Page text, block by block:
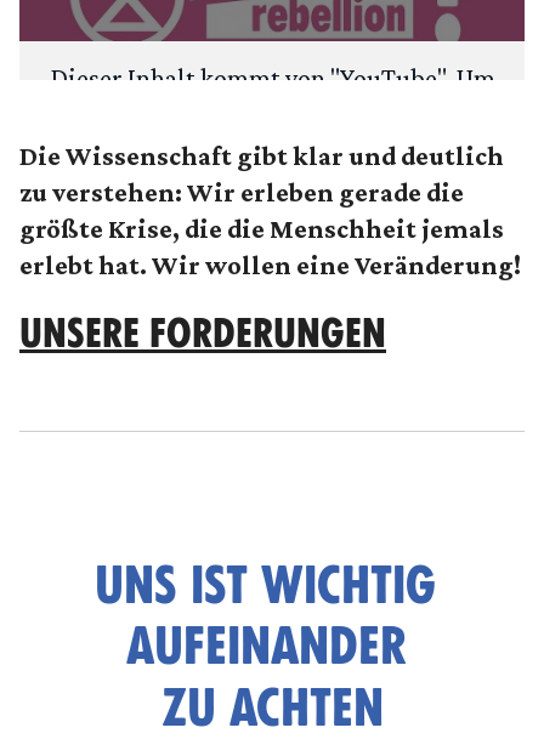
Dieser Inhalt kommt von "YouTube". Um
wir zuerst: Möchtest du den Inhalt laden?
ANSEHEN IMMER LADEN
Die Wissenschaft gibt klar und deutlich
zu verstehen: Wir erleben gerade die
größte Krise, die die Menschheit jemals
erlebt hat. Wir wollen eine Veränderung!
UNSERE FORDERUNGEN
UNS IST WICHTIG
AUFEINANDER
ZU ACHTEN